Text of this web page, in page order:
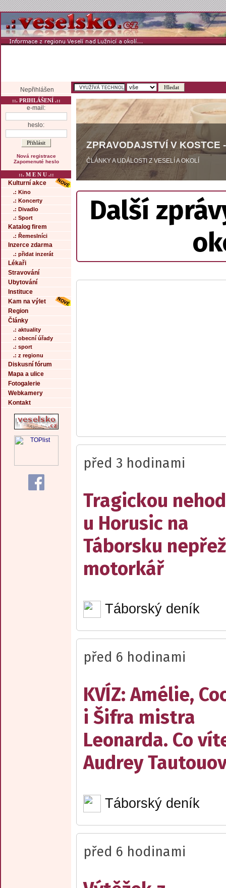
Nepřihlášen
::. PRIHLÁŠENÍ .::
e-mail:
heslo:
Nová registrace
Zapomenuté heslo
::. M E N U .::
Kulturní akce
.: Kino
.: Koncerty
.: Divadlo
.: Sport
Katalog firem
.: Řemeslníci
Inzerce zdarma
.: přidat inzerát
Lékaři
Stravování
Ubytování
Instituce
Kam na výlet
Region
Články
.: aktuality
.: obecní úřady
.: sport
.: z regionu
Diskusní fórum
Mapa a ulice
Fotogalerie
Webkamery
Kontakt
ZPRAVODAJSTVÍ V KOSTCE
ČLÁNKY A UDÁLOSTI Z VESELÍ A OKOLÍ
Další
před 3 hodinami
Tragickou
u Horusic na
Táborsku
motorkář
Táborský deník
před 6 hodinami
KVÍZ: Amélie,
i Šifra mistra
Leonarda. Co
Audrey
Táborský deník
před 6 hodinami